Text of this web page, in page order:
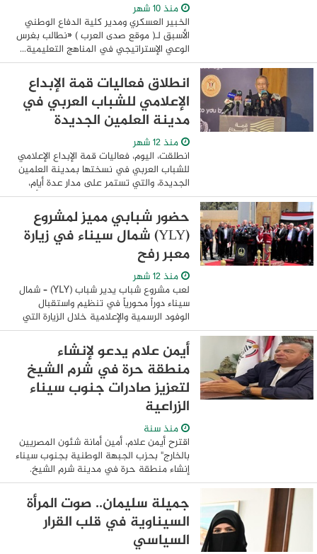
منذ 10 شهر
الخبير العسكري ومدير كلية الدفاع الوطني
الأسبق لـ( موقع صدى العرب ) «نطالب بغرس
الوعي الإستراتيجي في المناهج التعليمية…
والشباب هو الضمانة الحقيقية لاستمرار
الانتصار» في إطار الاحتفال بالذكرى ...
انطلاق فعاليات قمة الإبداع
الإعلامي للشباب العربي في
مدينة العلمين الجديدة
منذ 12 شهر
انطلقت، اليوم، فعاليات قمة الإبداع الإعلامي
للشباب العربي في نسختها بمدينة العلمين
الجديدة، والتي تستمر على مدار عدة أيام،
والتي تنعقد تحت شعار «إعلام مبتكر.. أعمال
رائدة». حضر افتتاح النسخة ...
حضور شبابي مميز لمشروع
(YLY) شمال سيناء في زيارة
معبر رفح
منذ 12 شهر
لعب مشروع شباب يدير شباب (YLY) – شمال
سيناء دوراً محورياً في تنظيم واستقبال
الوفود الرسمية والإعلامية خلال الزيارة التي
شهدها معبر رفح البري اليوم الاثنين، حيث
عقد الدكتور بدر عبد العاطي وزير ...
أيمن علام يدعو لإنشاء
منطقة حرة في شرم الشيخ
لتعزيز صادرات جنوب سيناء
الزراعية
منذ سنة
اقترح أيمن علام، أمين أمانة شئون المصريين
بالخارج" بحزب الجبهة الوطنية بجنوب سيناء
إنشاء منطقة حرة في مدينة شرم الشيخ.
هذا الاقتراح جاء خلال لقائه بالنائب غريب
حسان أمين عام الحزب حيث تم تناول ...
جميلة سليمان.. صوت المرأة
السيناوية في قلب القرار
السياسي